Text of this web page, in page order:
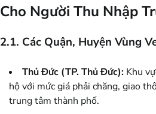
Cho Người Thu Nhập
2.1. Các Quận, Huyện Vùng
Thủ Đức (TP. Thủ Đức): Khu
hộ với mức giá phải chăng, giao
trung tâm thành phố.